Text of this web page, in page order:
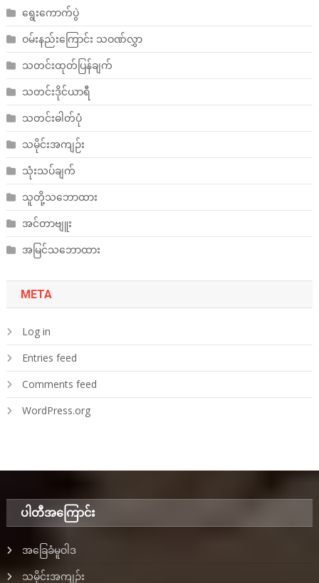
ရွေးကောက်ပွဲ
ဝမ်းနည်းကြောင်း သဝဏ်လွှာ
သတင်းထုတ်ပြန်ချက်
သတင်းဒိုင်ယာရီ
သတင်းဓါတ်ပုံ
သမိုင်းအကျဉ်း
သုံးသပ်ချက်
သူတို့သဘောထား
အင်တာဗျူး
အမြင်သဘောထား
META
Log in
Entries feed
Comments feed
WordPress.org
ပါတီအ‌ကြောင်း
အခြေခံမူဝါဒ
သမိုင်းအကျဉ်း